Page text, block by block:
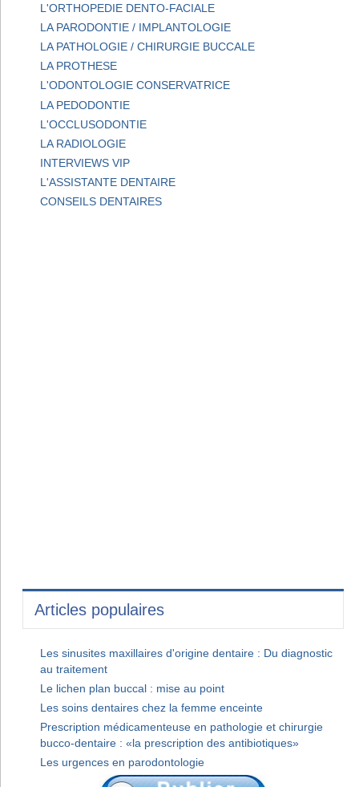
L'ORTHOPEDIE DENTO-FACIALE
LA PARODONTIE / IMPLANTOLOGIE
LA PATHOLOGIE / CHIRURGIE BUCCALE
LA PROTHESE
L'ODONTOLOGIE CONSERVATRICE
LA PEDODONTIE
L'OCCLUSODONTIE
LA RADIOLOGIE
INTERVIEWS VIP
L'ASSISTANTE DENTAIRE
CONSEILS DENTAIRES
Articles populaires
Les sinusites maxillaires d'origine dentaire : Du diagnostic
au traitement
Le lichen plan buccal : mise au point
Les soins dentaires chez la femme enceinte
Prescription médicamenteuse en pathologie et chirurgie
bucco-dentaire : «la prescription des antibiotiques»
Les urgences en parodontologie